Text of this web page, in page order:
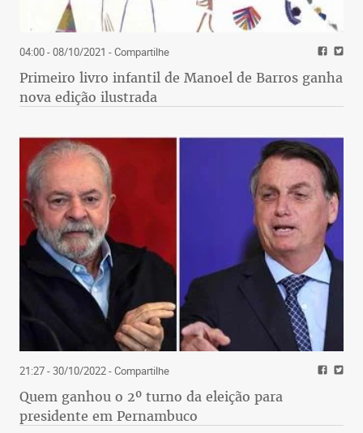
04:00 - 08/10/2021 - Compartilhe
Primeiro livro infantil de Manoel de Barros ganha
nova edição ilustrada
21:27 - 30/10/2022- Compartilhe
Quem ganhou o 2º turno da eleição para
presidente em Pernambuco